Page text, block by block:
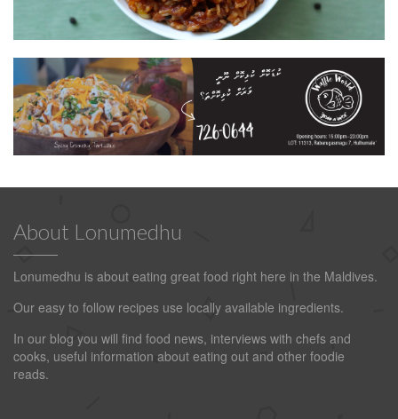
About Lonumedhu
Lonumedhu is about eating great food right here in the Maldives.
Our easy to follow recipes use locally available ingredients.
In our blog you will find food news, interviews with chefs and
cooks, useful information about eating out and other foodie
reads.